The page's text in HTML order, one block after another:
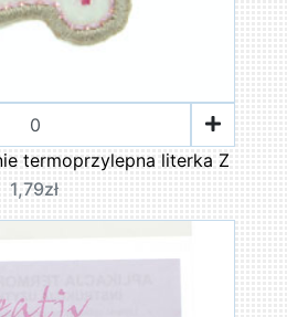
termoprzylepna literka Z
1,79zł